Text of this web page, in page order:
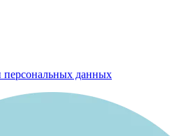
персональных данных